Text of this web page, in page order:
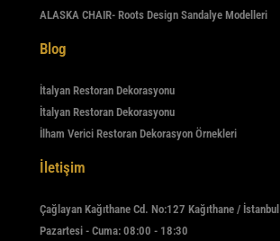
ALASKA CHAIR- Roots Design Sandalye Modelleri
Blog
İtalyan Restoran Dekorasyonu
İtalyan Restoran Dekorasyonu
İlham Verici Restoran Dekorasyon Örnekleri
İletişim
Çağlayan Kağıthane Cd. No:127 Kağıthane / İstanbul
Pazartesi - Cuma: 08:00 - 18:30